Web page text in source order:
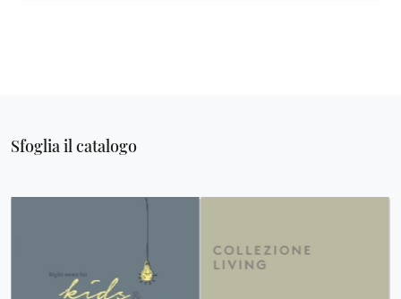
Sfoglia il catalogo